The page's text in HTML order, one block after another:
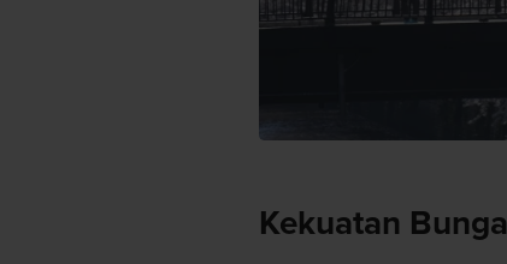
Kekuatan Bunga